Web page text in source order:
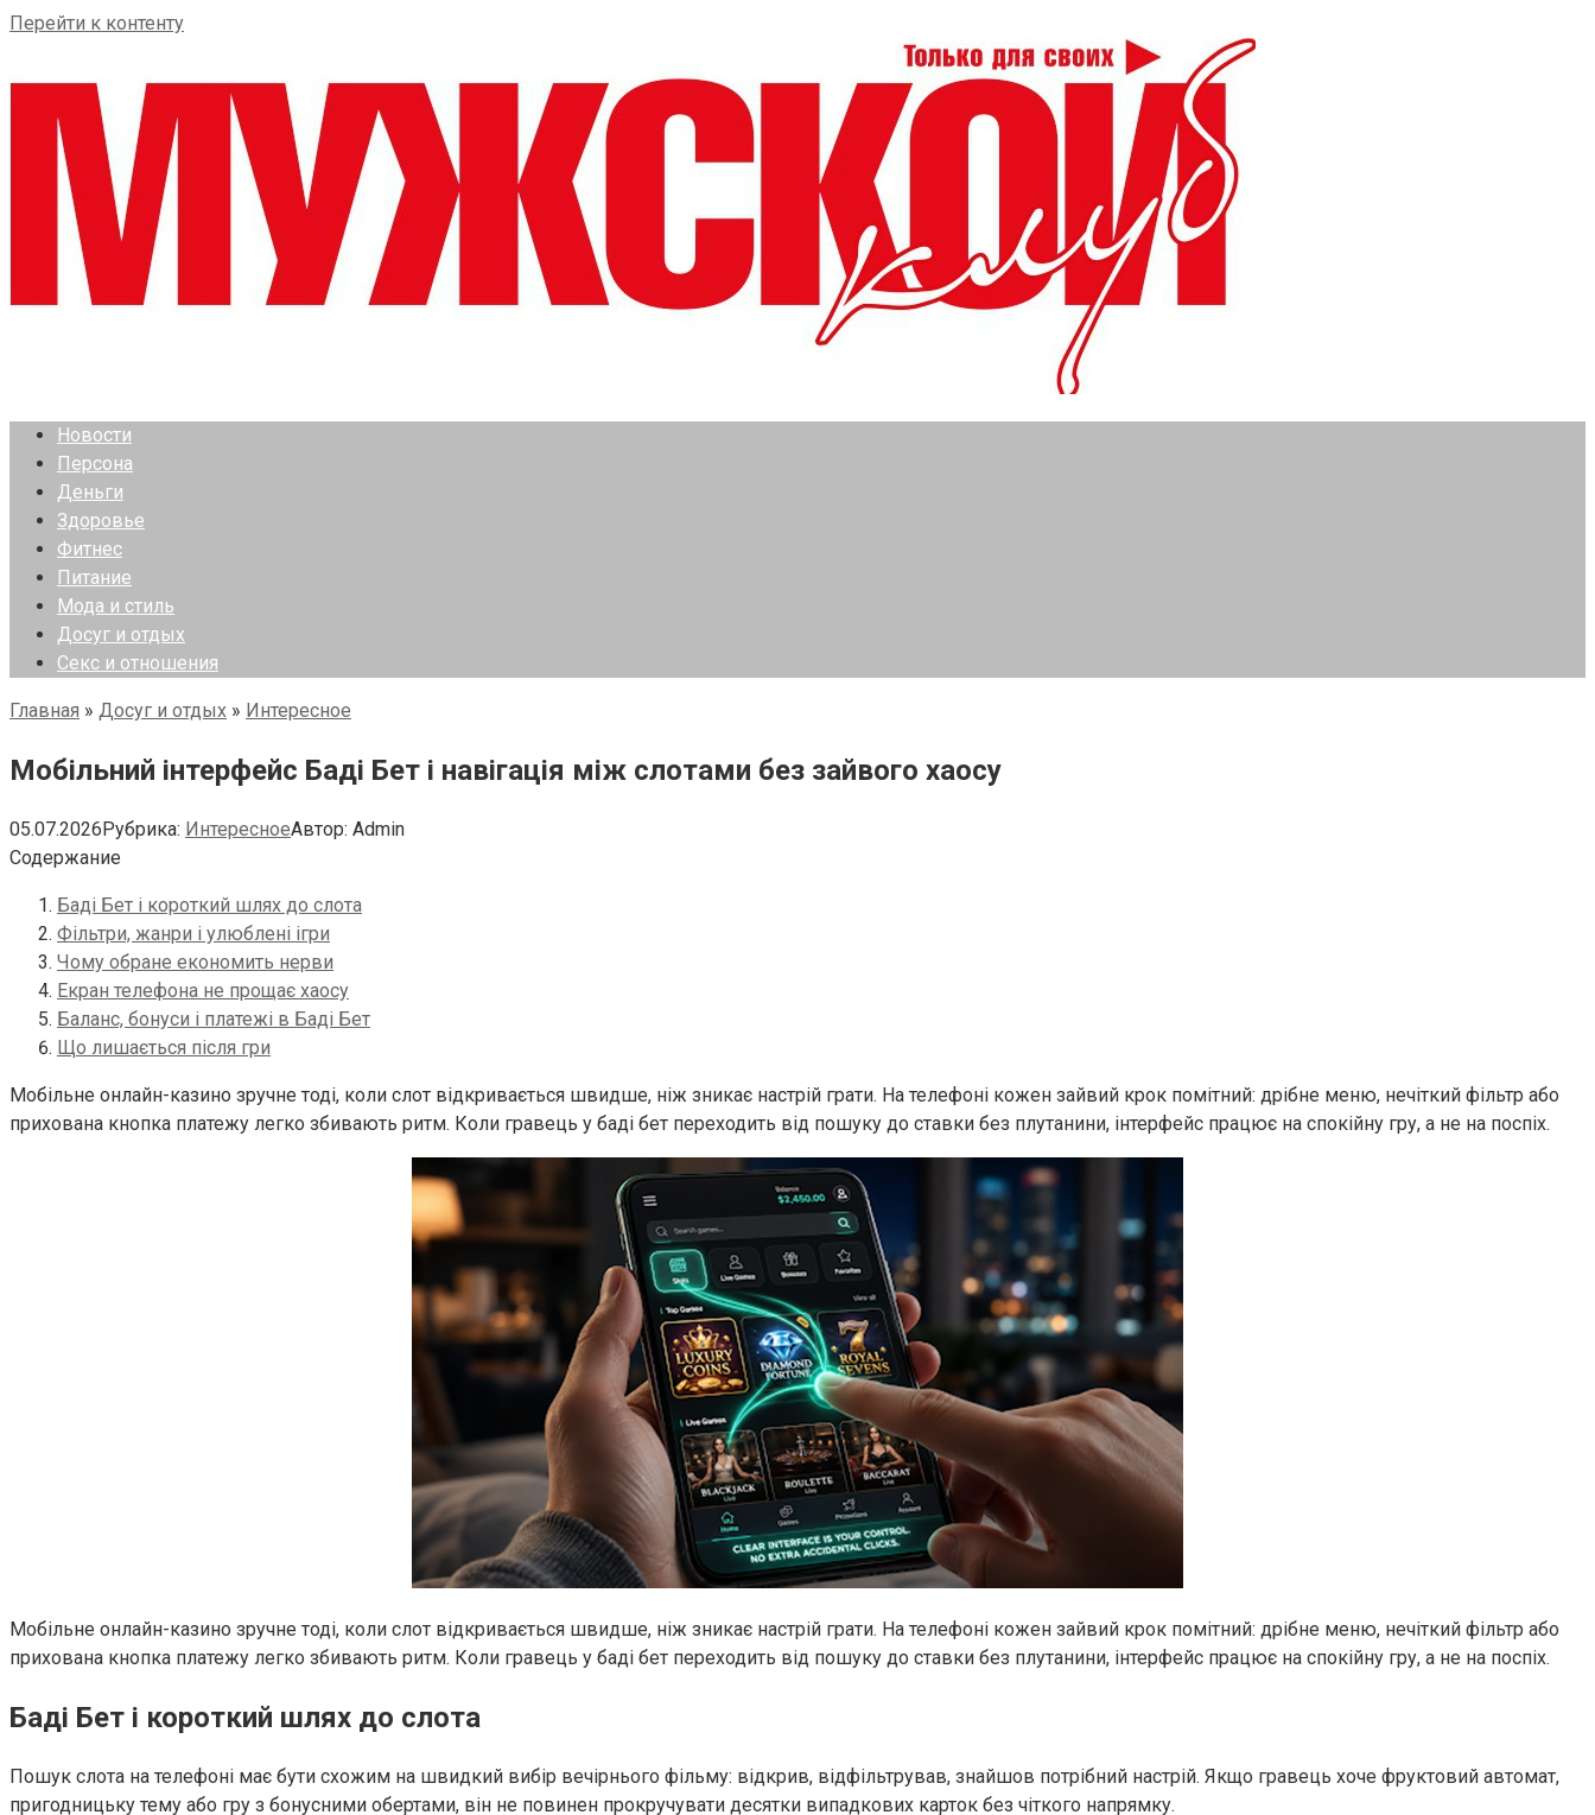
Перейти к контенту
Новости
Персона
Деньги
Здоровье
Фитнес
Питание
Мода и стиль
Досуг и отдых
Секс и отношения
Главная » Досуг и отдых » Интересное
Мобільний інтерфейс Баді Бет і навігація між слотами без зайвого хаосу
05.07.2026Рубрика: ИнтересноеАвтор: Admin
Содержание
Баді Бет і короткий шлях до слота
Фільтри, жанри і улюблені ігри
Чому обране економить нерви
Екран телефона не прощає хаосу
Баланс, бонуси і платежі в Баді Бет
Що лишається після гри
Мобільне онлайн-казино зручне тоді, коли слот відкривається швидше, ніж зникає настрій грати. На телефоні кожен зайвий крок помітний: дрібне меню, нечіткий фільтр або
прихована кнопка платежу легко збивають ритм. Коли гравець у баді бет переходить від пошуку до ставки без плутанини, інтерфейс працює на спокійну гру, а не на поспіх.
Мобільне онлайн-казино зручне тоді, коли слот відкривається швидше, ніж зникає настрій грати. На телефоні кожен зайвий крок помітний: дрібне меню, нечіткий фільтр або
прихована кнопка платежу легко збивають ритм. Коли гравець у баді бет переходить від пошуку до ставки без плутанини, інтерфейс працює на спокійну гру, а не на поспіх.
Баді Бет і короткий шлях до слота
Пошук слота на телефоні має бути схожим на швидкий вибір вечірнього фільму: відкрив, відфільтрував, знайшов потрібний настрій. Якщо гравець хоче фруктовий автомат,
пригодницьку тему або гру з бонусними обертами, він не повинен прокручувати десятки випадкових карток без чіткого напрямку.